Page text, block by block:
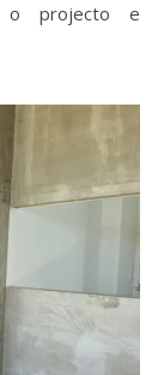
o projecto e